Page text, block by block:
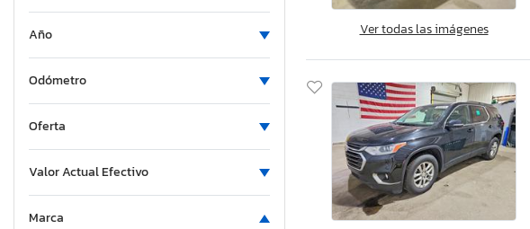
Año
Odómetro
Oferta
Valor Actual Efectivo
Marca
Ver todas las imágenes